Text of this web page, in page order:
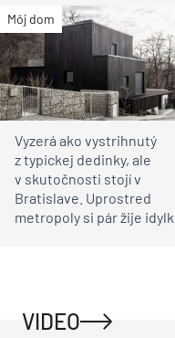
susedia
Môj dom
Vyzerá ako vystrihnutý
z typickej dedinky, ale
v skutočnosti stojí v
Bratislave. Uprostred
metropoly si pár žije idylku
VIDEO